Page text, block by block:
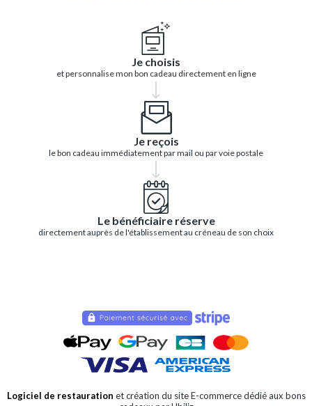
Je choisis
et personnalise mon bon cadeau directement en ligne
Je reçois
le bon cadeau immédiatement par mail ou par voie postale
Le bénéficiaire réserve
directement auprès de l'établissement au créneau de son choix
Logiciel de restauration et création du site E-commerce dédié aux bons